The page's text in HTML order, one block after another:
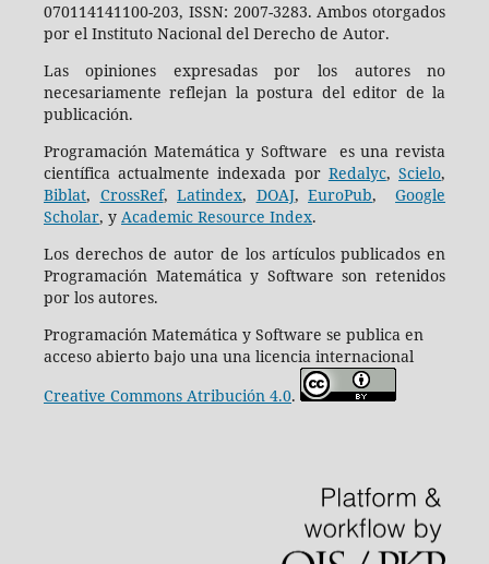
070114141100-203, ISSN: 2007-3283. Ambos otorgados
por el Instituto Nacional del Derecho de Autor.
Las opiniones expresadas por los autores no
necesariamente reflejan la postura del editor de la
publicación.
Programación Matemática y Software es una revista
científica actualmente indexada por Redalyc,Scielo,
Biblat, CrossRef,Latindex, DOAJ,EuroPub,Google
Scholar, y Academic Resource Index.
Los derechos de autor de los artículos publicados en
Programación Matemática y Software son retenidos
por los autores.
Programación Matemática y Software se publica en
acceso abierto bajo una una licencia internacional
Creative Commons Atribución 4.0.